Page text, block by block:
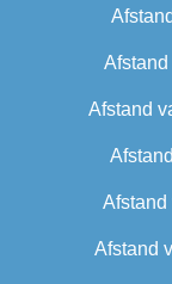
Afstand
Afstand
Afstand
Afstand